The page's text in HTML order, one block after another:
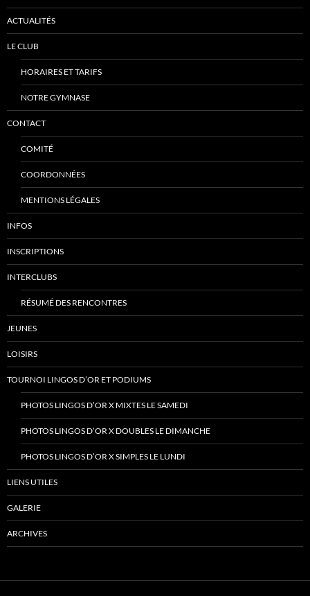
ACTUALITÉS
LE CLUB
HORAIRES ET TARIFS
NOTRE GYMNASE
CONTACT
COMITÉ
COORDONNÉES
MENTIONS LÉGALES
INFOS
INSCRIPTIONS
INTERCLUBS
RÉSUMÉ DES RENCONTRES
JEUNES
LOISIRS
TOURNOI LINGOS D’OR ET PODIUMS
PHOTOS LINGOS D’OR X MIXTES LE SAMEDI
PHOTOS LINGOS D’OR X DOUBLES LE DIMANCHE
PHOTOS LINGOS D’OR X SIMPLES LE LUNDI
LIENS UTILES
GALERIE
ARCHIVES